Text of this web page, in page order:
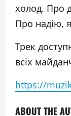
холод. Про
Про надію,
Трек
всіх
https://
ABOUT THE